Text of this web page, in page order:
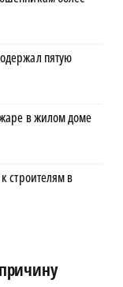
пятую
в жилом доме
строителям в